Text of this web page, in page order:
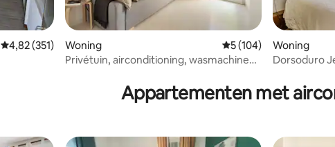
Gemiddelde beoordeling van 4,82 op 5, 351 recensies
4,82 (351)
Woning Gemiddelde
5 (104)
Privétuin, airconditioning, wasmachine
Woning
Dorsoduro
Appartementen met